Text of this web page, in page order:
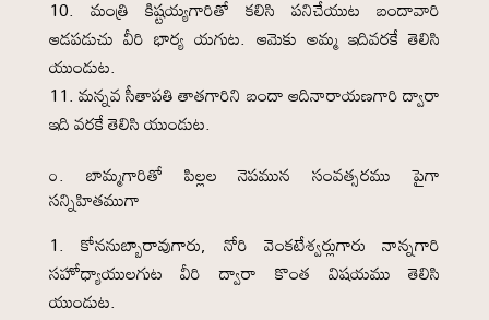
మంత్రి కిష్టయ్యగారితో కలిసి పనిచేయుట బందావారి
ఆడపడుచు వీరి భార్య యగుట. ఆమెకు అమ్మ ఇదివరకే తెలిసి
యుండుట.
మన్నవ సీతాపతి తాతగారిని బందా ఆదినారాయణగారి ద్వారా
ఇది వరకే తెలిసి యుండుట.
౦. బామ్మగారితో పిల్లల నెపమున సంవత్సరము పైగా
సన్నిహితముగా
కోననుబ్బారావుగారు, నోరి వెంకటేశ్వర్లుగారు నాన్నగారి
సహోధ్యాయులగుట వీరి ద్వారా కొంత విషయము తెలిసి
యుండుట.